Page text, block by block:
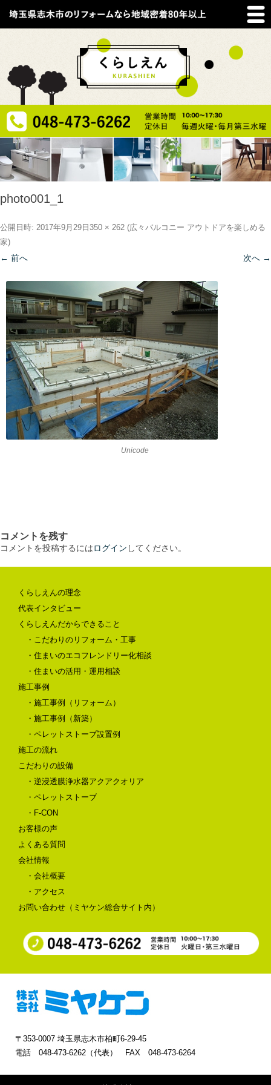
photo001_1
公開日時: 2017年9月29日 350 × 262 (広々バルコニー アウトドアを楽しめる
家)
← 前へ 次へ →
Unicode
コメントを残す
コメントを投稿するにはログイン してください。
くらしえんの理念
代表インタビュー
くらしえんだからできること
・こだわりのリフォーム・工事
・住まいのエコフレンドリー化相談
・住まいの活用・運用相談
施工事例
・施工事例（リフォーム）
・施工事例（新築）
・ペレットストーブ設置例
施工の流れ
こだわりの設備
・逆浸透膜浄水器アクアクオリア
・ペレットストーブ
・F-CON
お客様の声
よくある質問
会社情報
・会社概要
・アクセス
お問い合わせ（ミヤケン総合サイト内）
〒353-0007 埼玉県志木市柏町6-29-45
電話 048-473-6262（代表） FAX 048-473-6264